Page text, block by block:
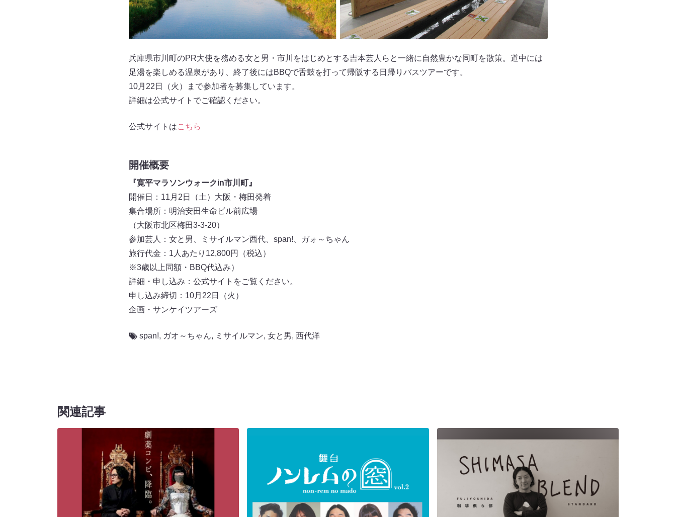
兵庫県市川町のPR大使を務める女と男・市川をはじめとする吉本芸人らと一緒に自然豊かな同町を散策。道中には
足湯を楽しめる温泉があり、終了後にはBBQで舌鼓を打って帰阪する日帰りバスツアーです。
10月22日（火）まで参加者を募集しています。
詳細は公式サイトでご確認ください。
公式サイトはこちら
開催概要
『寛平マラソンウォークin市川町』
開催日：11月2日（土）大阪・梅田発着
集合場所：明治安田生命ビル前広場
（大阪市北区梅田3-3-20）
参加芸人：女と男、ミサイルマン西代、span!、ガォ～ちゃん
旅行代金：1人あたり12,800円（税込）
※3歳以上同額・BBQ代込み）
詳細・申し込み：公式サイトをご覧ください。
申し込み締切：10月22日（火）
企画・サンケイツアーズ
span!, ガオ～ちゃん, ミサイルマン, 女と男, 西代洋
関連記事